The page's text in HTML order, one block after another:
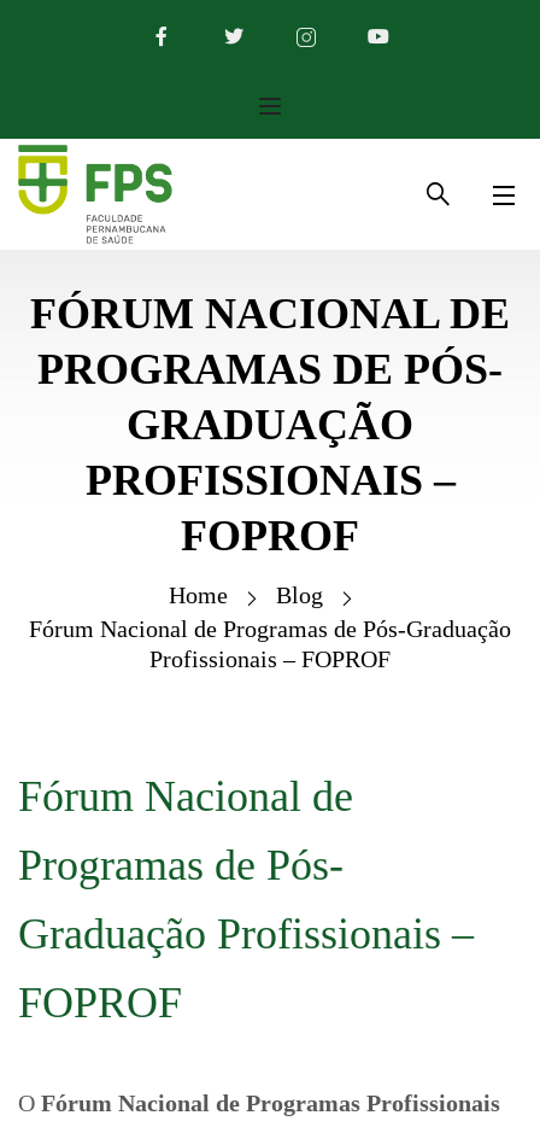
FÓRUM NACIONAL DE
PROGRAMAS DE PÓS-
GRADUAÇÃO
PROFISSIONAIS –
FOPROF
Home
Blog
Fórum Nacional de Programas de Pós-Graduação
Profissionais – FOPROF
Fórum Nacional de
Programas de Pós-
Graduação Profissionais –
FOPROF
O Fórum Nacional de Programas Profissionais